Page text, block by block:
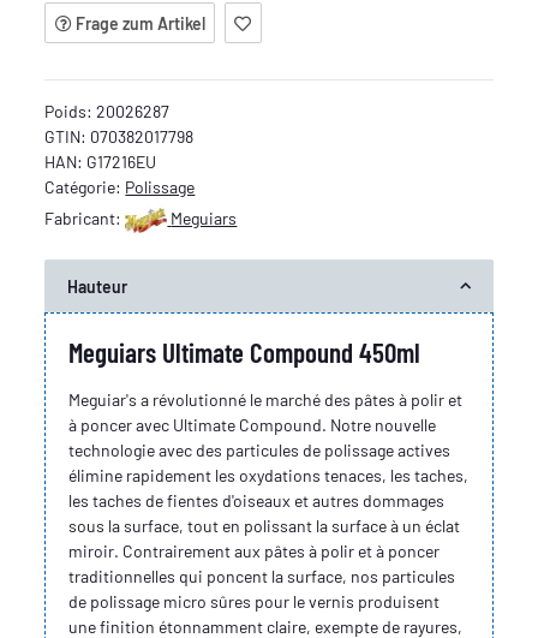
Frage zum Artikel
Poids:20026287
GTIN: 070382017798
HAN: G17216EU
Catégorie: Polissage
Fabricant:
Meguiars
Hauteur
Meguiars Ultimate Compound 450ml
Meguiar's a révolutionné le marché des pâtes à polir et
à poncer avec Ultimate Compound. Notre nouvelle
technologie avec des particules de polissage actives
élimine rapidement les oxydations tenaces, les taches,
les taches de fientes d'oiseaux et autres dommages
sous la surface, tout en polissant la surface à un éclat
miroir. Contrairement aux pâtes à polir et à poncer
traditionnelles qui poncent la surface, nos particules
de polissage micro sûres pour le vernis produisent
une finition étonnamment claire, exempte de rayures,